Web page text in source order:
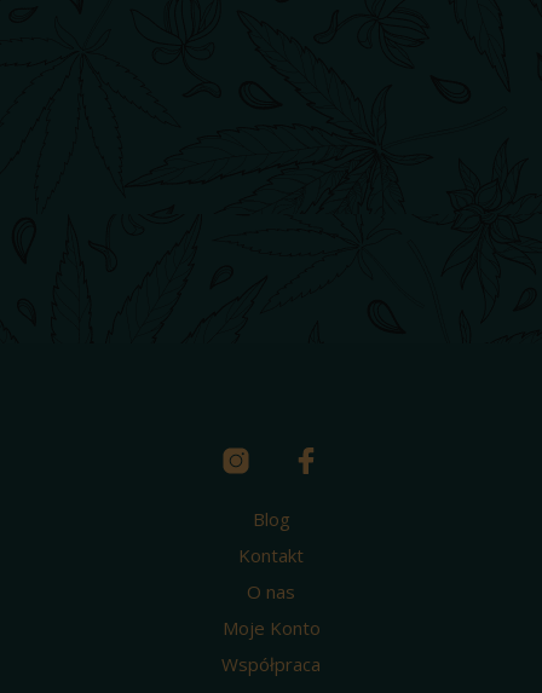
Blog
Kontakt
O nas
Moje Konto
Współpraca